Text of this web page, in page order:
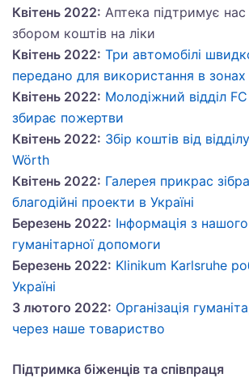
Квітень 2022: Аптека підтримує
збором коштів на ліки
Квітень 2022: Три автомобілі
передано для використання в зонах
Квітень 2022: Mолодіжний відділ
збирає пожертви
Квітень 2022: Збір коштів від
Wörth
Квітень 2022: Галерея прикрас
благодійні проекти в Україні
Березень 2022: Iнформація з
гуманітарної допомоги
Березень 2022: Klinikum Karlsruhe
Україні
З лютого 2022: Організація
через нашe товариство
Підтримка біженців та співпраця